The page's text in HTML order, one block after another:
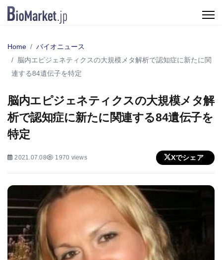
Home
バイオニュース
脳内エピジェネティクスの大規模メタ解析で認知症に新たに関
連する84遺伝子を特定
脳内エピジェネティクスの大規模メタ解
析で認知症に新たに関連する84遺伝子を
特定
2021.07.08 1970 views Xでシェア